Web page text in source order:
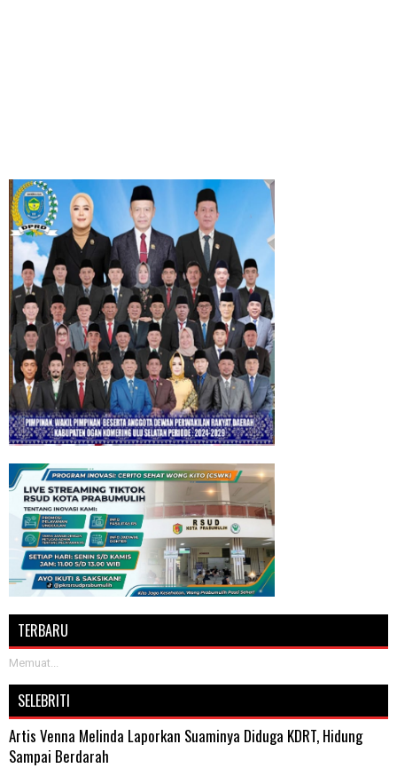
TERBARU
Memuat...
SELEBRITI
Artis Venna Melinda Laporkan Suaminya Diduga KDRT, Hidung
Sampai Berdarah